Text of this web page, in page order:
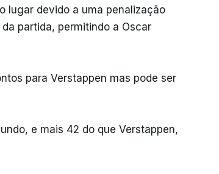
lugar devido a uma penalização
partida, permitindo a Oscar
para Verstappen mas pode ser
e mais 42 do que Verstappen,